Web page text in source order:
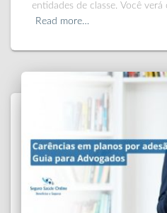
entidades de classe. Você
Read more…